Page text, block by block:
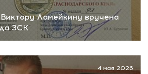
Ламейкину вручена
ЗСК
4 мая 2026